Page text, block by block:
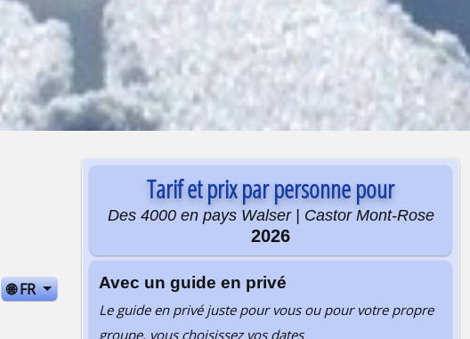
🌐 FR
Tarif et prix par personne pour
Des 4000 en pays Walser | Castor Mont-Rose
2026
Avec un guide en privé
Le guide en privé juste pour vous ou pour votre propre
groupe, vous choisissez vos dates